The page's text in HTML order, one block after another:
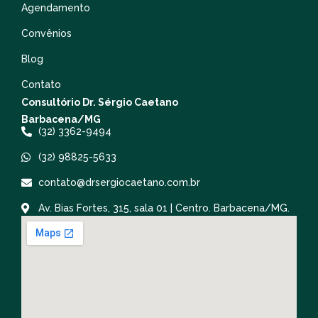
Agendamento
Convênios
Blog
Contato
Consultório Dr. Sérgio Caetano
Barbacena/MG
(32) 3362-9494
(32) 98825-5633
contato@drsergiocaetano.com.br
Av. Bias Fortes, 315, sala 01 | Centro. Barbacena/MG.